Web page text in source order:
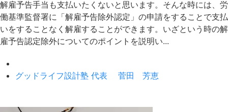
解雇予告手当も支払いたくないと思います。そんな時には、労
働基準監督署に「解雇予告除外認定」の申請をすることで支払
いをすることなく解雇することができます。いざという時の解
雇予告認定除外についてのポイントを説明い...
グッドライフ設計塾 代表 菅田 芳恵